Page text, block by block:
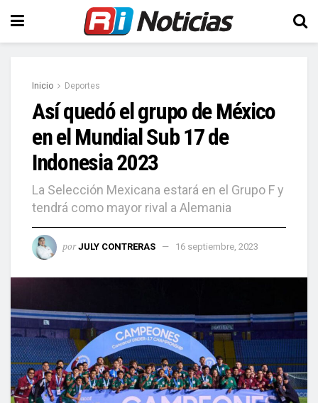
Inicio Deportes
Así quedó el grupo de México
en el Mundial Sub 17 de
Indonesia 2023
La Selección Mexicana estará en el Grupo F y
tendrá como mayor rival a Alemania
por JULY CONTRERAS 16 septiembre, 2023